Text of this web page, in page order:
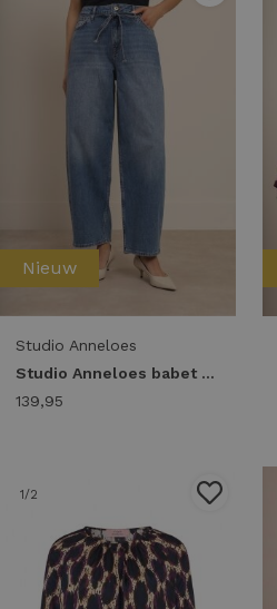
Nieuw
Studio Anneloes
Studio Anneloes babet denim trousers 94862 Barrel fit 6303 mid jeans
139,95
1/2